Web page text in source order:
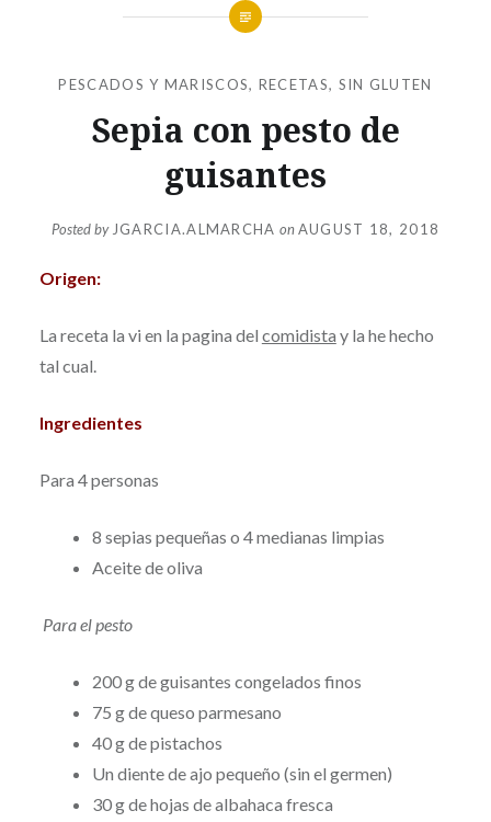
PESCADOS Y MARISCOS, RECETAS, SIN GLUTEN
Sepia con pesto de
guisantes
Posted by JGARCIA.ALMARCHA onAUGUST 18, 2018
Origen:
La receta la vi en la pagina del comidista y la he hecho
tal cual.
Ingredientes
Para 4 personas
8 sepias pequeñas o 4 medianas limpias
Aceite de oliva
Para el pesto
200 g de guisantes congelados finos
75 g de queso parmesano
40 g de pistachos
Un diente de ajo pequeño (sin el germen)
30 g de hojas de albahaca fresca